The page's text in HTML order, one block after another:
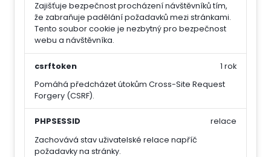
Zajišťuje bezpečnost procházení návštěvníků tím,
že zabraňuje padělání požadavků mezi stránkami.
Tento soubor cookie je nezbytný pro bezpečnost
webu a návštěvníka.
csrftoken
Pomáhá předcházet útokům Cross-Site Request
Forgery (CSRF).
1 rok
PHPSESSID
Zachovává stav uživatelské relace napříč
požadavky na stránky.
relace